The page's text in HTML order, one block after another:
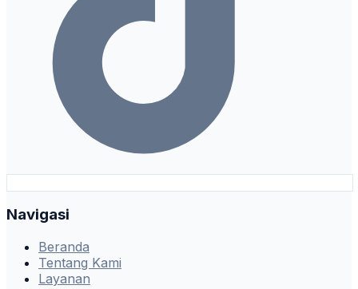
Navigasi
Beranda
Tentang Kami
Layanan